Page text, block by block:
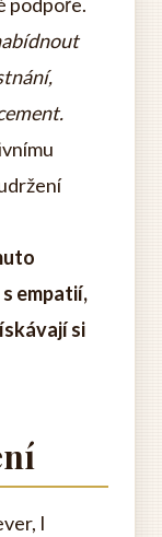
empatií,
si
I